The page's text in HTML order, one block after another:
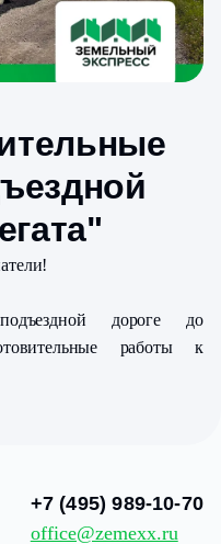
дороге до
работы к
+7 (495) 989-10-70
office@zemexx.ru